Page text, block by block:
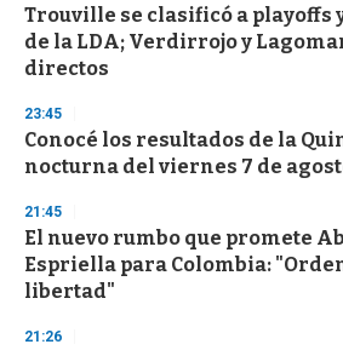
Trouville se clasificó a playoffs
de la LDA; Verdirrojo y
directos
23:45
Conocé los resultados de la
nocturna del viernes 7 de
21:45
El nuevo rumbo que promete
Espriella para Colombia:
libertad"
21:26